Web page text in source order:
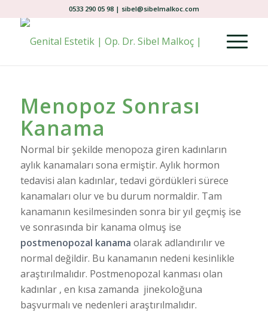
0533 290 05 98 | sibel@sibelmalkoc.com
Menopoz Sonrası
Kanama
Normal bir şekilde menopoza giren kadınların
aylık kanamaları sona ermiştir. Aylık hormon
tedavisi alan kadınlar, tedavi gördükleri sürece
kanamaları olur ve bu durum normaldir. Tam
kanamanın kesilmesinden sonra bir yıl geçmiş ise
ve sonrasında bir kanama olmuş ise
postmenopozal kanama olarak adlandırılır ve
normal değildir. Bu kanamanın nedeni kesinlikle
araştırılmalıdır. Postmenopozal kanması olan
kadınlar , en kısa zamanda jinekoloğuna
başvurmalı ve nedenleri araştırılmalıdır.